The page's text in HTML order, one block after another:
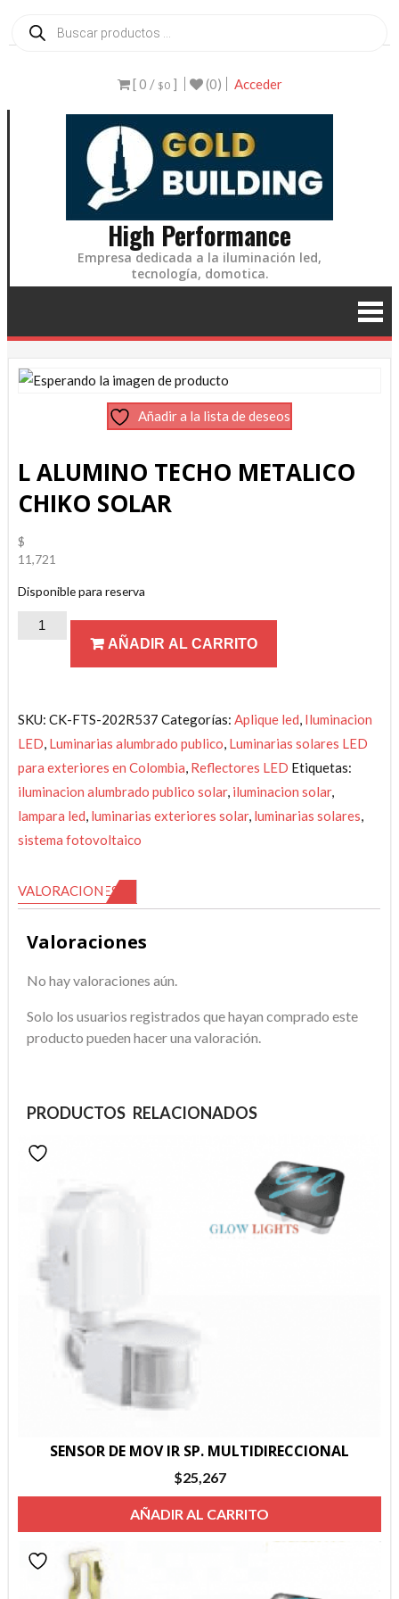
alproductos
[ 0 / $0] (0) Acceder
High Performance
Empresa dedicada a la iluminación led,
tecnología, domotica.
Añadir a la lista de deseos
L ALUMINO TECHO METALICO
CHIKO SOLAR
$
11,721
Disponible para reserva
CHIKO
SOLAR
cantidad
AÑADIR AL CARRITO
SKU:CK-FTS-202R537 Categorías:Aplique led, Iluminacion
LED, Luminarias alumbrado publico, Luminarias solares LED
para exteriores en Colombia, Reflectores LED Etiquetas:
iluminacion alumbrado publico solar, iluminacion solar,
lampara led, luminarias exteriores solar, luminarias solares,
sistema fotovoltaico
VALORACIONES (0)
Valoraciones
No hay valoraciones aún.
Solo los usuarios registrados que hayan comprado este
producto pueden hacer una valoración.
PRODUCTOS RELACIONADOS
SENSOR DE MOV IR SP. MULTIDIRECCIONAL
$25,267
AÑADIR AL CARRITO